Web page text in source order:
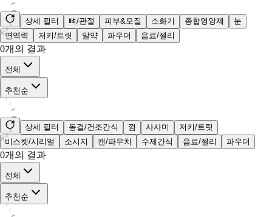
상세 필터 뼈/관절 피부&모질 소화기 종합영양제
눈
면역력
저키/트릿 알약 파우더 음료/젤리
0개의 결과
전체
추천순
상세 필터 동결/건조간식 껌 사사미
저키/트릿
비스켓/시리얼
소시지 캔/파우치 수제간식 음료/젤리 파우더
0개의 결과
전체
추천순